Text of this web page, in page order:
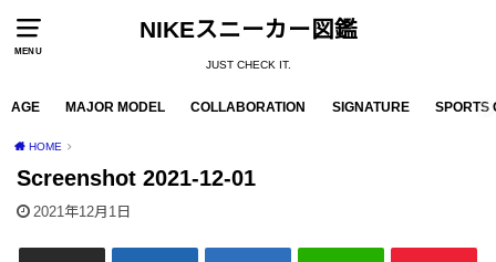
MENU
NIKEスニーカー図鑑
JUST CHECK IT.
AGE MAJOR MODEL COLLABORATION SIGNATURE SPORTS
HOME
Screenshot 2021-12-01
2021年12月1日